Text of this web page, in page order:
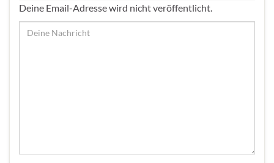
Deine Email-Adresse wird nicht veröffentlicht.